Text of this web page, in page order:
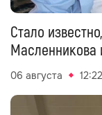
Стало
06 августа 12:22